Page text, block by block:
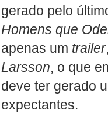
gerado pelo
Homens que
apenas um trailer
Larsson, o que
deve ter gerado
expectantes.